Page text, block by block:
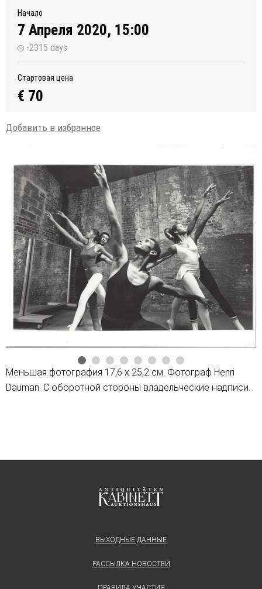
Начало
7 Апреля 2020, 15:00
-2315 days
Стартовая цена
€ 70
Добавить в избранное
Меньшая фотография 17,6 х 25,2 см. Фотограф Henri
Dauman. С оборотной стороны владельческие надписи.
ВЫХОДНЫЕ ДАННЫЕ
РАССЫЛКА НОВОСТЕЙ